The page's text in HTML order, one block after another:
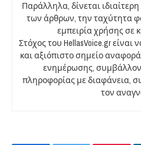
Παράλληλα, δίνεται
των άρθρων, την ταχύτητα
εμπειρία χρήσης σε
Στόχος του HellasVoice.gr
και αξιόπιστο σημείο
ενημέρωσης,
πληροφορίας με διαφάνεια,
τον